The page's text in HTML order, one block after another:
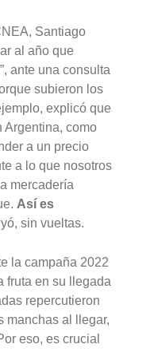
Santiago
al año que
ante una consulta
subieron los
explicó que
Argentina, como
a un precio
a lo que nosotros
mercadería
Así es
sin vueltas.
la campaña 2022
fruta en su llegada
repercutieron
manchas al llegar,
eso, es crucial